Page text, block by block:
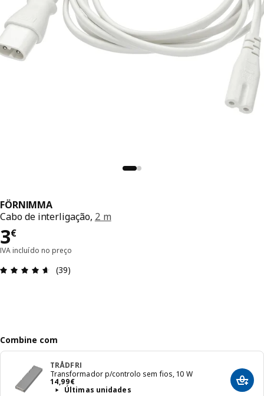
FÖRNIMMA
Cabo de interligação, 2 m
3€
Preço 3€
IVA incluído no preço
Avaliações: 4.6 de 5 estrelas. Total de
(39)
Combine com
TRÅDFRI
Transformador p/controlo sem fios, 10 W
14,99€
Preço 14,99€
Últimas unidades